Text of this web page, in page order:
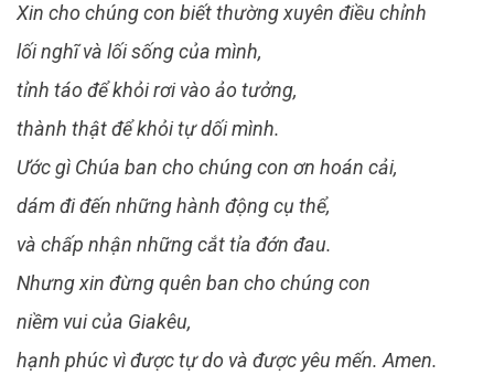
Xin cho chúng con biết thường xuyên điều chỉnh
lối nghĩ và lối sống của mình,
tỉnh táo để khỏi rơi vào ảo tưởng,
thành thật để khỏi tự dối mình.
Ước gì Chúa ban cho chúng con ơn hoán cải,
dám đi đến những hành động cụ thể,
và chấp nhận những cắt tỉa đớn đau.
Nhưng xin đừng quên ban cho chúng con
niềm vui của Giakêu,
hạnh phúc vì được tự do và được yêu mến. Amen.